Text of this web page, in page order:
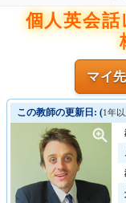
個人英会
マイ
この教師の更新日: (1年